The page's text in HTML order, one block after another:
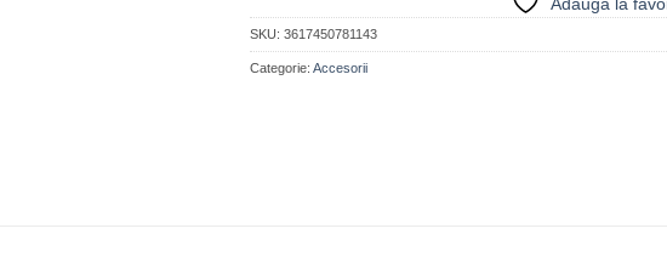
Adauga la
SKU:3617450781143
Categorie:Accesorii